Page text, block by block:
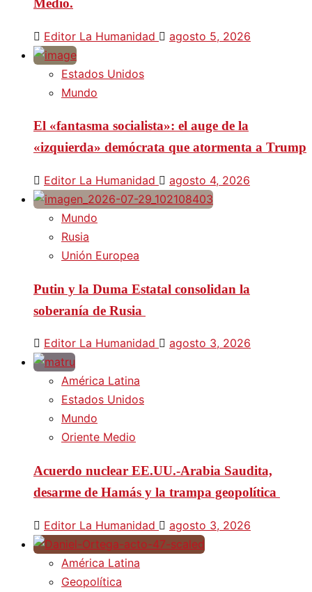
Medio.
Editor La Humanidad agosto 5, 2026
Estados Unidos
Mundo
El «fantasma socialista»: el auge de la
«izquierda» demócrata que atormenta a Trump
Editor La Humanidad agosto 4, 2026
Mundo
Rusia
Unión Europea
Putin y la Duma Estatal consolidan la
soberanía de Rusia
Editor La Humanidad agosto 3, 2026
América Latina
Estados Unidos
Mundo
Oriente Medio
Acuerdo nuclear EE.UU.-Arabia Saudita,
desarme de Hamás y la trampa geopolítica
Editor La Humanidad agosto 3, 2026
América Latina
Geopolítica